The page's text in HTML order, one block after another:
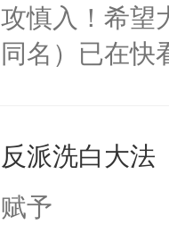
攻慎入！希望
同名）已在快
成为所有白莲
I，他们决定
反派洗白大法
赋予